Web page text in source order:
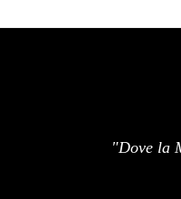
"Dove la